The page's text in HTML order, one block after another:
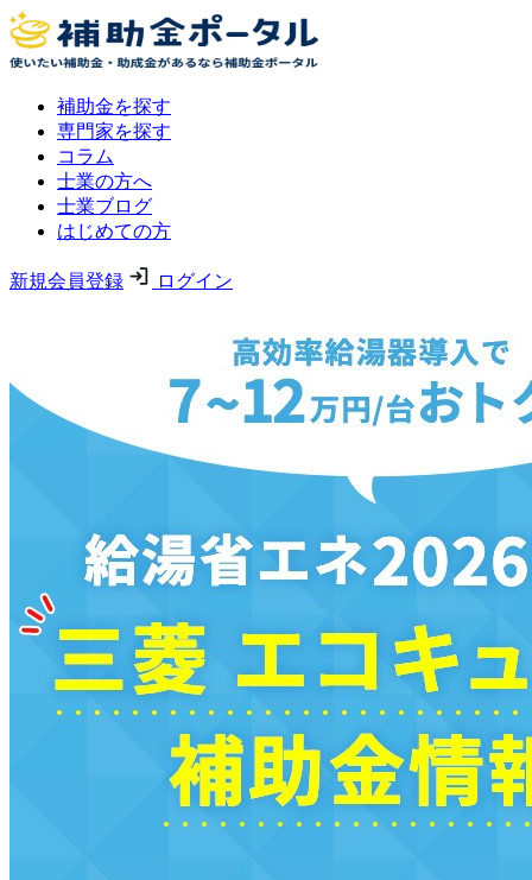
補助金を探す
専門家を探す
コラム
士業の方へ
士業ブログ
はじめての方
新規会員登録 ログイン